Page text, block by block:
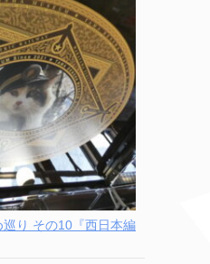
り その10『西日本編